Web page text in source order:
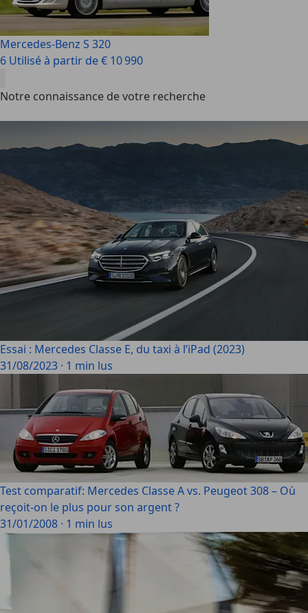
Mercedes-Benz S 320
6 Utilisé à partir de € 10 990
Notre connaissance de votre recherche
Essai : Mercedes Classe E, du taxi à l’iPad (2023)
31/08/2023 · 1 min lus
Test comparatif: Mercedes Classe A vs. Peugeot 308 – Où
reçoit-on le plus pour son argent ?
31/01/2008 · 1 min lus